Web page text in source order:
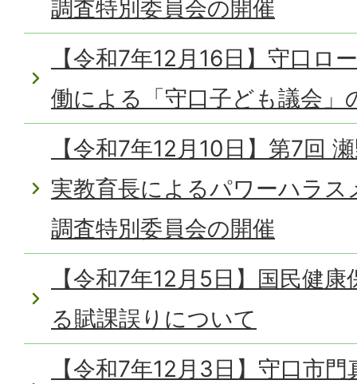
調査特別委員会の開催
【令和7年12月16日】守口ロ
働による「守口子ども議会」
【令和7年12月10日】第7回
実教育長によるパワーハラ
調査特別委員会の開催
【令和7年12月5日】国民健
る賦課誤りについて
【令和7年12月3日】守口市